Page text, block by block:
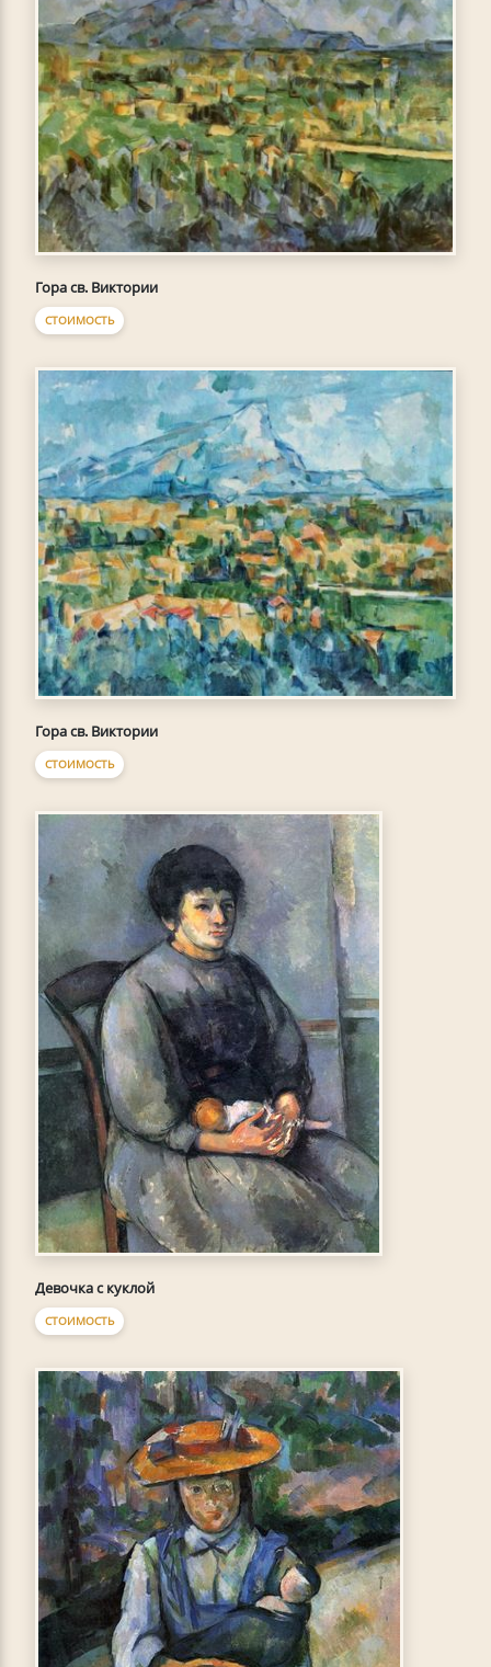
Гора св. Виктории
СТОИМОСТЬ
Гора св. Виктории
СТОИМОСТЬ
Девочка с куклой
СТОИМОСТЬ